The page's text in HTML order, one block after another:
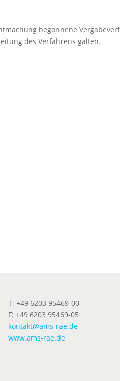
begonnene
des Verfahrens galten.
T: +49 6203 95469-00
F: +49 6203 95469-05
kontakt@ams-rae.de
www.ams-rae.de